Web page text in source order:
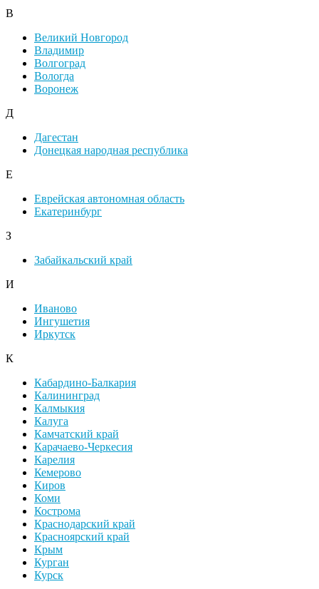
В
Великий Новгород
Владимир
Волгоград
Вологда
Воронеж
Д
Дагестан
Донецкая народная республика
Е
Еврейская автономная область
Екатеринбург
З
Забайкальский край
И
Иваново
Ингушетия
Иркутск
К
Кабардино-Балкария
Калининград
Калмыкия
Калуга
Камчатский край
Карачаево-Черкесия
Карелия
Кемерово
Киров
Коми
Кострома
Краснодарский край
Красноярский край
Крым
Курган
Курск